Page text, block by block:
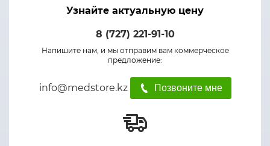
Узнайте актуальную цену
8 (727) 221-91-10
Напишите нам, и мы отправим вам коммерческое
предложение:
info@medstore.kz Позвоните мне